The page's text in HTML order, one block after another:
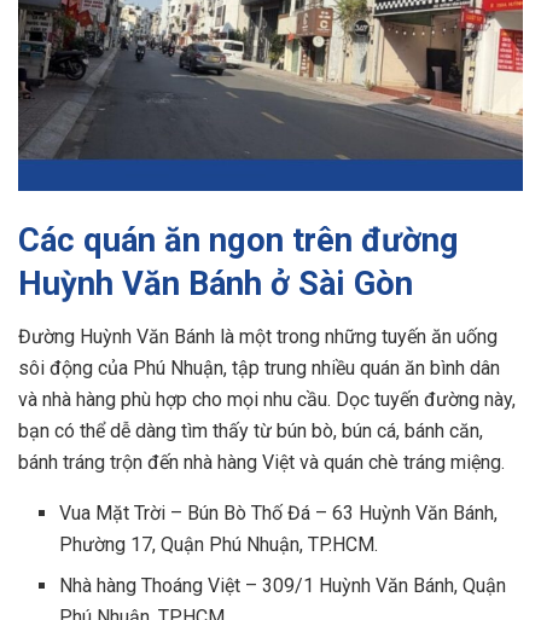
Các quán ăn ngon trên đường
Huỳnh Văn Bánh ở Sài Gòn
Đường Huỳnh Văn Bánh là một trong những tuyến ăn uống
sôi động của Phú Nhuận, tập trung nhiều quán ăn bình dân
và nhà hàng phù hợp cho mọi nhu cầu. Dọc tuyến đường này,
bạn có thể dễ dàng tìm thấy từ bún bò, bún cá, bánh căn,
bánh tráng trộn đến nhà hàng Việt và quán chè tráng miệng.
Vua Mặt Trời – Bún Bò Thố Đá – 63 Huỳnh Văn Bánh,
Phường 17, Quận Phú Nhuận, TP.HCM.
Nhà hàng Thoáng Việt – 309/1 Huỳnh Văn Bánh, Quận